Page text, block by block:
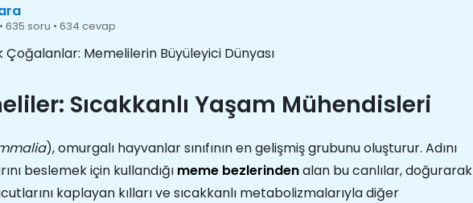
635 soru • 634 cevap
Memelilerin Büyüleyici Dünyası
Sıcakkanlı Yaşam Mühendisleri
), omurgalı hayvanlar sınıfının en gelişmiş grubunu oluşturur. Adını
beslemek için kullandığı meme bezlerindenalan bu canlılar, doğurarak
kaplayan kılları ve sıcakkanlı metabolizmalarıyla diğer